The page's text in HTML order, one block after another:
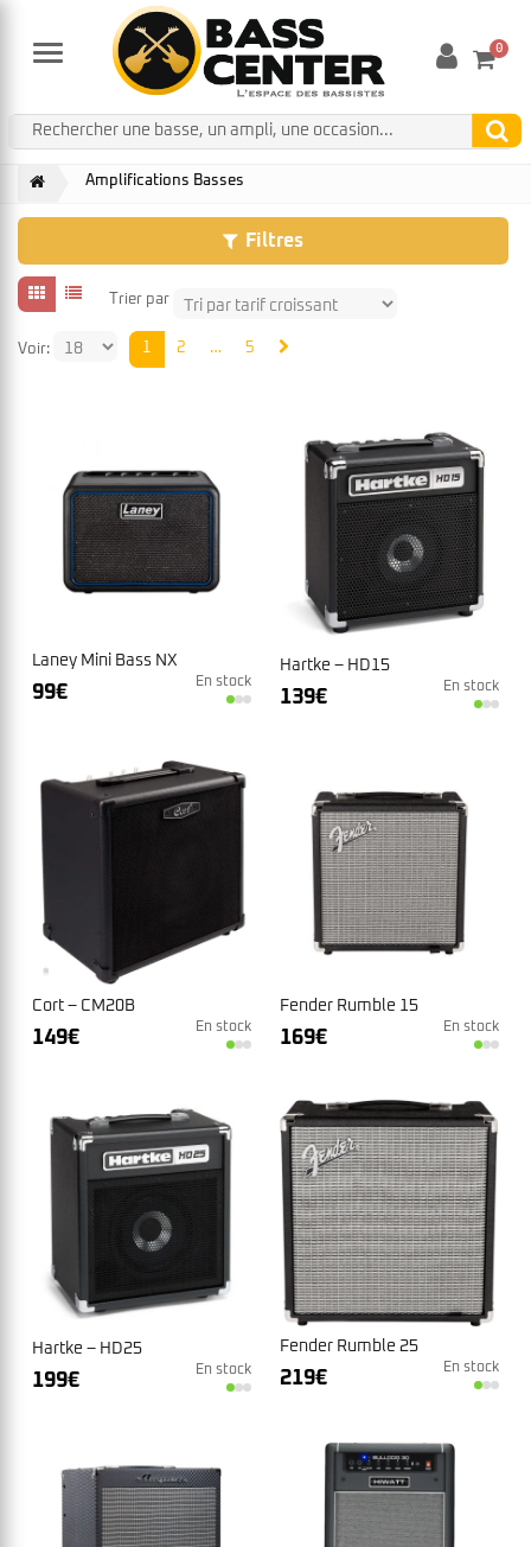
Menu 0
Amplifications Basses
Filtres
Trier par
Voir: 2 … 5
Laney Mini Bass NX
99€ En stock
Hartke – HD15
139€ En stock
Cort – CM20B
149€ En stock
Fender Rumble 15
169€ En stock
Hartke – HD25
199€ En stock
Fender Rumble 25
219€ En stock